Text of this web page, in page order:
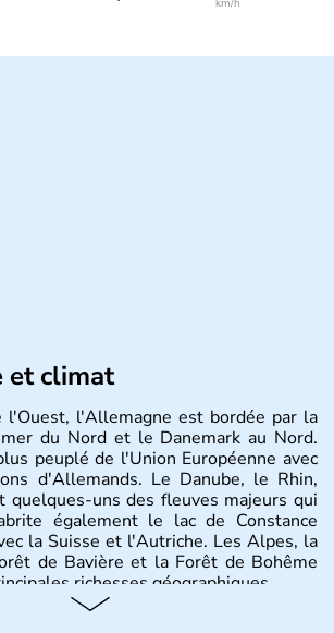
km/h
et climat
l'Ouest, l'Allemagne est bordée par la
du Nord et le Danemark au Nord.
peuplé de l'Union Européenne avec
d'Allemands. Le Danube, le Rhin,
quelques-uns des fleuves majeurs qui
également le lac de Constance
la Suisse et l'Autriche. Les Alpes, la
de Bavière et la Forêt de Bohême
richesses géographiques.